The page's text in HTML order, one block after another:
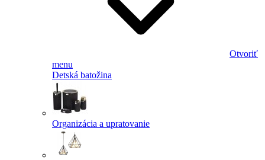
Otvoriť
menu
Detská batožina
Organizácia a upratovanie